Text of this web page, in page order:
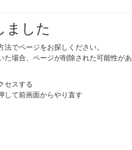
ました
でページをお探しください。
た場合、ページが削除された可能性があ
セスする
して前画面からやり直す